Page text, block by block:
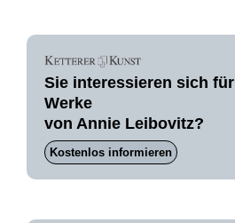
Sie interessieren sich für
Werke
von Annie Leibovitz?
Kostenlos informieren